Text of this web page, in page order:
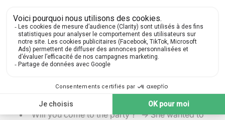
here -> there
Example : They say, "We can meet here." -> They
said that they could meet there.
Questions oui/non
Lorsque la question attend une réponse affirmative ou
"Did you see that movie ?" -> He asked if I had
seen that movie.
"Will you come to the party ?" -> She wanted to